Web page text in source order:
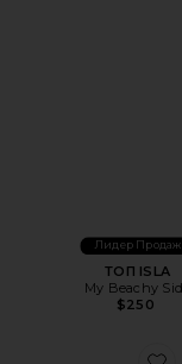
Лидер Продаж
ТОП ISLA
My Beachy
$250